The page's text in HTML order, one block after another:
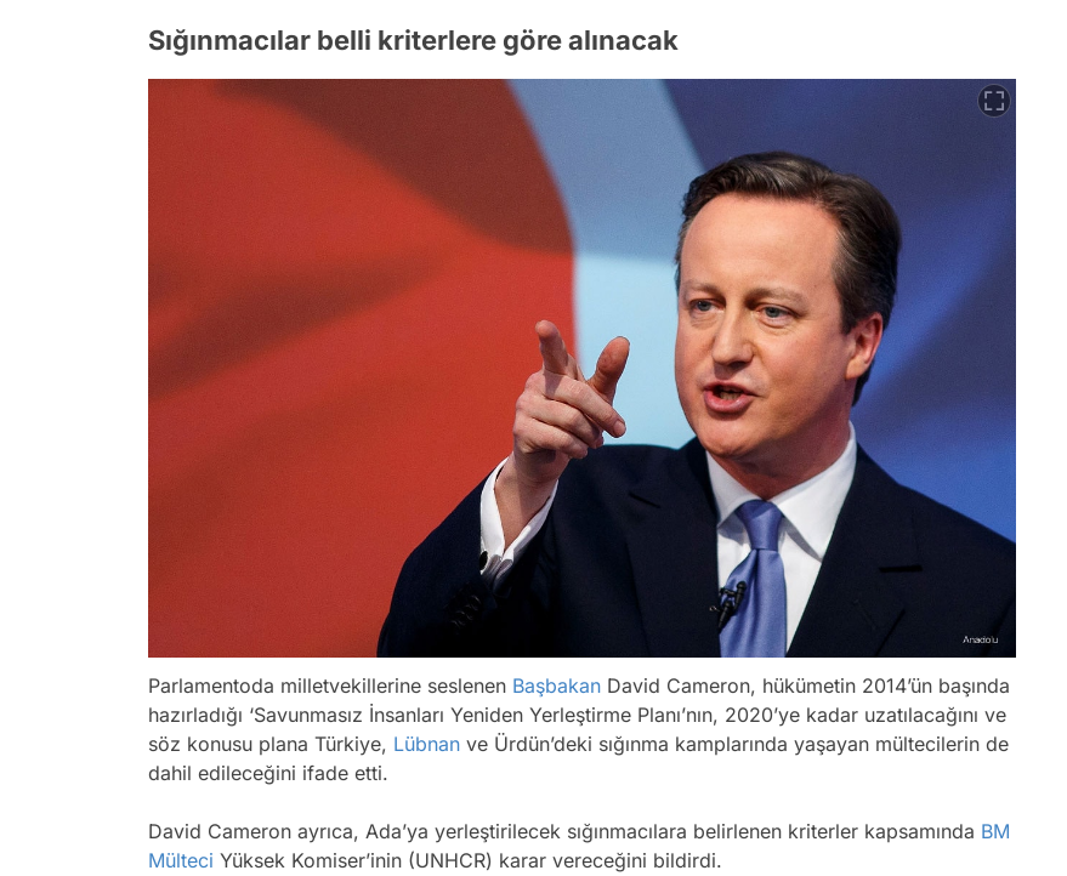
Sığınmacılar belli kriterlere göre alınacak
Parlamentoda milletvekillerine seslenen Başbakan David Cameron, hükümetin 2014’ün başında
hazırladığı ‘Savunmasız İnsanları Yeniden Yerleştirme Planı’nın, 2020’ye kadar uzatılacağını ve
söz konusu plana Türkiye, Lübnan ve Ürdün’deki sığınma kamplarında yaşayan mültecilerin de
dahil edileceğini ifade etti.
David Cameron ayrıca, Ada’ya yerleştirilecek sığınmacılara belirlenen kriterler kapsamında BM
Mülteci Yüksek Komiser’inin (UNHCR) karar vereceğini bildirdi.